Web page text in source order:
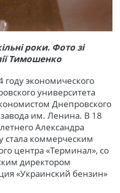
роки. Фото зі
Тимошенко
году экономического
университета
Днепровского
им. Ленина. В 18
Александра
стала коммерческим
центра «Терминал», со
директором
«Украинский бензин»